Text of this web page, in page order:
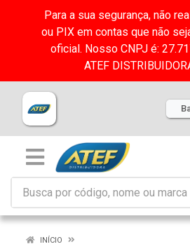
Para a sua segurança, não
ou PIX em contas que não
oficial. Nosso CNPJ é:
ATEF
INÍCIO